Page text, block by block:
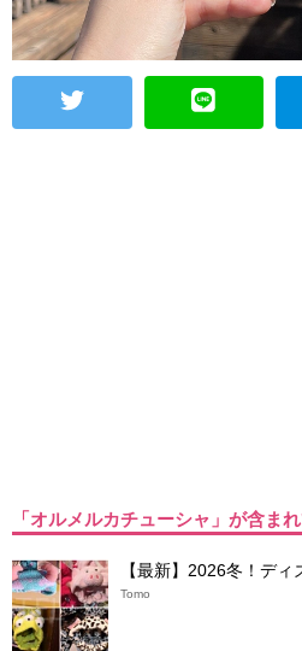
「オルメルカチューシャ」が含ま
【最新】2026冬！ディ
Tomo